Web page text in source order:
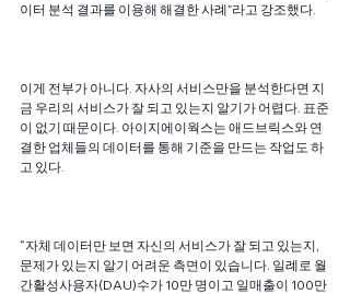
이터 분석 결과를 이용해 해결한 사례”라고 강조했다.
이게 전부가 아니다. 자사의 서비스만을 분석한다면 지
금 우리의 서비스가 잘 되고 있는지 알기가 어렵다. 표준
이 없기 때문이다. 아이지에이웍스는 애드브릭스와 연
결한 업체들의 데이터를 통해 기준을 만드는 작업도 하
고 있다.
“자체 데이터만 보면 자신의 서비스가 잘 되고 있는지,
문제가 있는지 알기 어려운 측면이 있습니다. 일례로 월
간활성사용자(DAU)수가 10만 명이고 일매출이 100만